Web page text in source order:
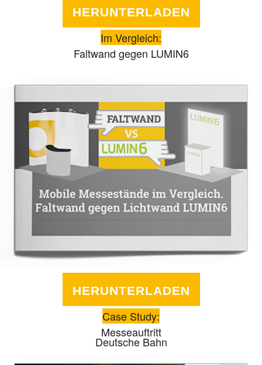
HERUNTERLADEN
Im Vergleich:
Faltwand gegen LUMIN6
HERUNTERLADEN
Case Study:
Messeauftritt
Deutsche Bahn